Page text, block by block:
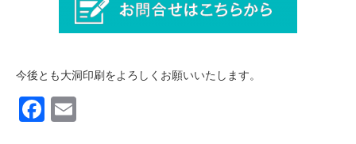
今後とも大洞印刷をよろしくお願いいたします。
F